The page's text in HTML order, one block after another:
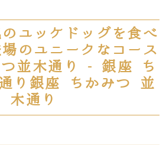
ユッケドッグを食べ
のユニークなコース
つ並木通り - 銀座 ち
り銀座 ちかみつ 並
木通り